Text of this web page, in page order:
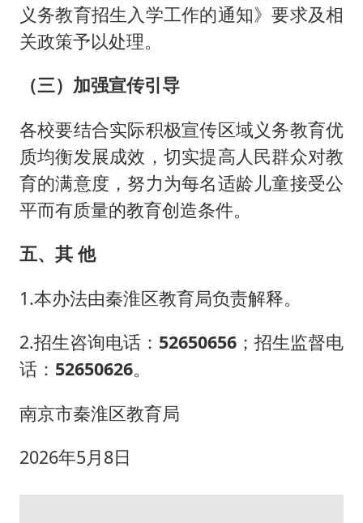
义务教育招生入学工作的通知》要求及相
关政策予以处理。
（三）加强宣传引导
各校要结合实际积极宣传区域义务教育优
质均衡发展成效，切实提高人民群众对教
育的满意度，努力为每名适龄儿童接受公
平而有质量的教育创造条件。
五、其 他
1.本办法由秦淮区教育局负责解释。
2.招生咨询电话： 52650656 ；招生监督电
话： 52650626。
南京市秦淮区教育局
2026年5月8日